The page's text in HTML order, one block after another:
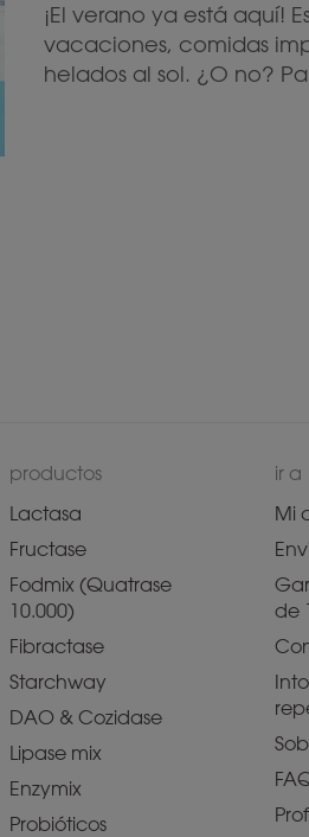
¡El verano ya está aquí!
vacaciones, comidas
helados al sol. ¿O no?
productos
Lactasa
Fructase
Fodmix (Quatrase
10.000)
Fibractase
Starchway
DAO & Cozidase
Lipase mix
Enzymix
Probióticos
ir a
Mi
de